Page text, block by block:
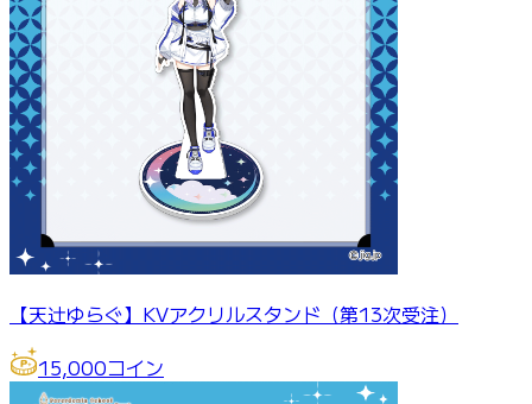
【天辻ゆらぐ】KVアクリルスタンド（第13次受注）
15,000コイン